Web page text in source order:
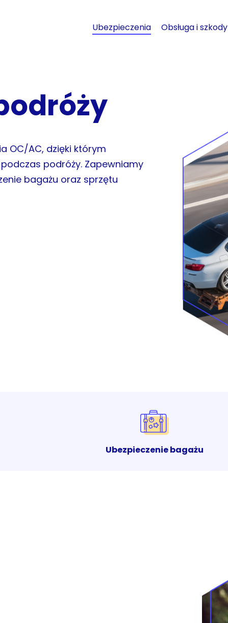
Ubezpieczenia Obsługa i szkody
OC/AC, dzięki którym
podróży. Zapewniamy
bagażu oraz sprzętu
Ubezpieczenie bagażu